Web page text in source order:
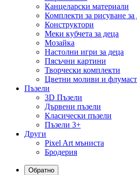
Канцеларски материали
Комплекти за рисуване за
Конструктори
Меки кубчета за деца
Мозайка
Настолни игри за деца
Пясъчни картини
Творчески комплекти
Цветни моливи и
Пъзели
3D Пъзели
Дървени пъзели
Класически пъзели
Пъзели 3+
Други
Pixel Art мъниста
Бродерия
Обратно